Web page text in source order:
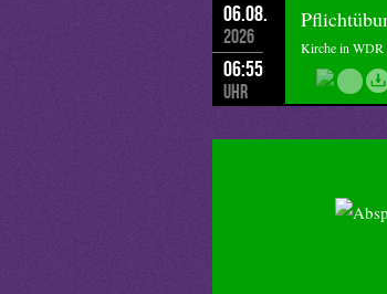
06.08.
2026
06:55
Uhr
Kirche in WDR